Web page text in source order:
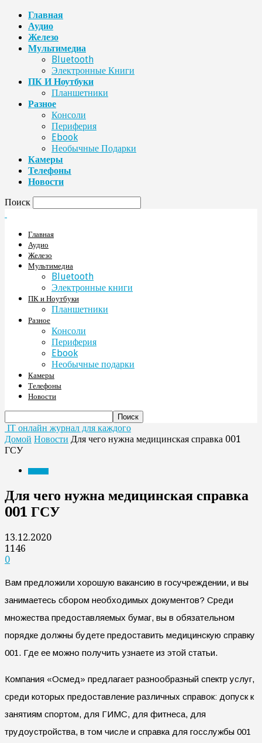
Главная
Аудио
Железо
Мультимедиа
Bluetooth
Электронные Книги
ПК И Ноутбуки
Планшетники
Разное
Консоли
Периферия
Ebook
Необычные Подарки
Камеры
Телефоны
Новости
Поиск
Главная
Аудио
Железо
Мультимедиа
Bluetooth
Электронные книги
ПК и Ноутбуки
Планшетники
Разное
Консоли
Периферия
Ebook
Необычные подарки
Камеры
Телефоны
Новости
IT онлайн журнал для каждого
Домой Новости Для чего нужна медицинская справка 001
ГСУ
Для чего нужна медицинская справка
001 ГСУ
13.12.2020
1146
0
Вам предложили хорошую вакансию в госучреждении, и вы
занимаетесь сбором необходимых документов? Среди
множества предоставляемых бумаг, вы в обязательном
порядке должны будете предоставить медицинскую справку
001. Где ее можно получить узнаете из этой статьи.
Компания «Осмед» предлагает разнообразный спектр услуг,
среди которых предоставление различных справок: допуск к
занятиям спортом, для ГИМС, для фитнеса, для
трудоустройства, в том числе и справка для госслужбы 001